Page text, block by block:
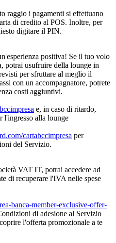
raggio i pagamenti si effettuano
di credito al POS. Inoltre, per
digitare il PIN.
positiva! Se il tuo volo
potrai usufruire della lounge in
per sfruttare al meglio il
con un accompagnatore, potrete
costi aggiuntivi.
e, in caso di ritardo,
l'ingresso alla lounge
cartabccimpresa per
del Servizio.
VAT IT, potrai accedere ad
di recuperare l'IVA nelle spese
banca-member-exclusive-offer-
di adesione al Servizio
l'offerta promozionale a te